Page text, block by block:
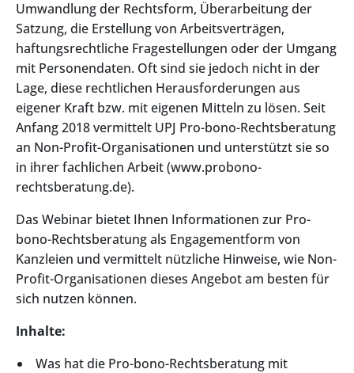
Umwandlung der Rechtsform, Überarbeitung der
Satzung, die Erstellung von Arbeitsverträgen,
haftungsrechtliche Fragestellungen oder der Umgang
mit Personendaten. Oft sind sie jedoch nicht in der
Lage, diese rechtlichen Herausforderungen aus
eigener Kraft bzw. mit eigenen Mitteln zu lösen. Seit
Anfang 2018 vermittelt UPJ Pro-bono-Rechtsberatung
an Non-Profit-Organisationen und unterstützt sie so
in ihrer fachlichen Arbeit (www.probono-
rechtsberatung.de).
Das Webinar bietet Ihnen Informationen zur Pro-
bono-Rechtsberatung als Engagementform von
Kanzleien und vermittelt nützliche Hinweise, wie Non-
Profit-Organisationen dieses Angebot am besten für
sich nutzen können.
Inhalte:
Was hat die Pro-bono-Rechtsberatung mit